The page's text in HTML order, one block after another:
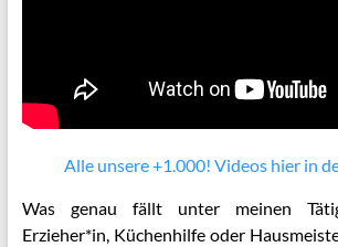
Alle unsere +1.000! Videos hier in
Was genau fällt unter meinen
Erzieher*in, Küchenhilfe oder